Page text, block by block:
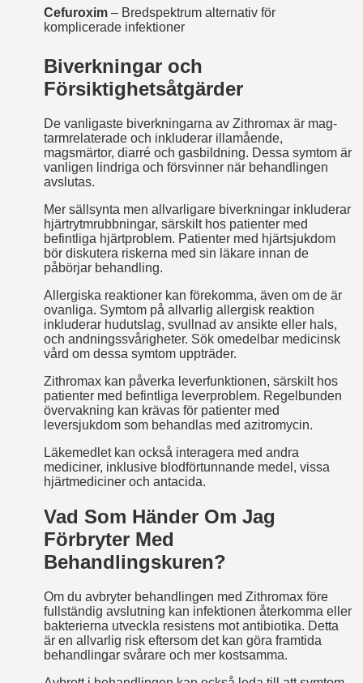
Cefuroxim– Bredspektrum alternativ för
komplicerade infektioner
Biverkningar och
Försiktighetsåtgärder
De vanligaste biverkningarna av Zithromax är mag­
tarmrelaterade och inkluderar illamående,
magsmärtor, diarré och gasbildning. Dessa symtom är
vanligen lindriga och försvinner när behandlingen
avslutas.
Mer sällsynta men allvarligare biverkningar inkluderar
hjärtrytm­rubbningar, särskilt hos patienter med
befintliga hjärtproblem. Patienter med hjärtsjukdom
bör diskutera riskerna med sin läkare innan de
påbörjar behandling.
Allergiska reaktioner kan förekomma, även om de är
ovanliga. Symtom på allvarlig allergisk reaktion
inkluderar hudutslag, svullnad av ansikte eller hals,
och andningssvårigheter. Sök omedelbar medicinsk
vård om dessa symtom uppträder.
Zithromax kan påverka leverfunktionen, särskilt hos
patienter med befintliga leverproblem. Regelbunden
övervakning kan krävas för patienter med
leversjukdom som behandlas med azitromycin.
Läkemedlet kan också interagera med andra
mediciner, inklusive blodförtunnande medel, vissa
hjärtmediciner och antacida.
Vad Som Händer Om Jag
Förbryter Med
Behandlingskuren?
Om du avbryter behandlingen med Zithromax före
fullständig avslutning kan infektionen återkomma eller
bakterierna utveckla resistens mot antibiotika. Detta
är en allvarlig risk eftersom det kan göra framtida
behandlingar svårare och mer kostsamma.